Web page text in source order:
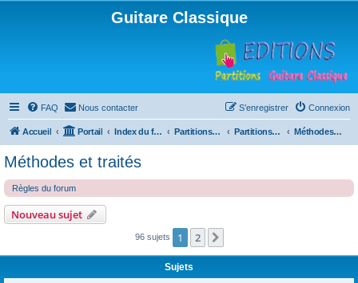
Guitare Classique
FAQ Nous contacter Connexion
S’enregistrer
Accueil Portail Index du forum Partitions pour guitare en libre téléchargement Partitions classées par compositeur Méthodes et traités
Méthodes et traités
Règles du forum
Nouveau sujet
96 sujets 1 2
Sujets